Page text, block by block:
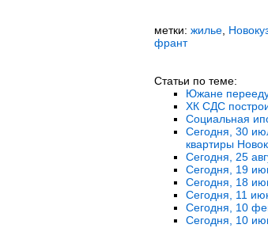
метки: жилье,
франт
Статьи по теме:
Южане
ХК СДС
Социальная
Сегодня, 30
квартиры
Сегодня, 25
Сегодня, 19
Сегодня, 18
Сегодня, 11
Сегодня, 10
Сегодня, 10